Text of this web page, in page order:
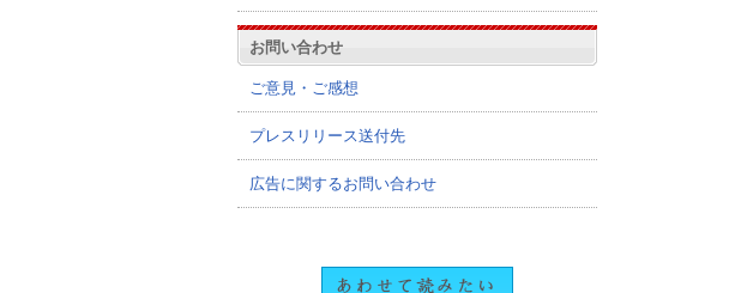
お問い合わせ
ご意見・ご感想
プレスリリース送付先
広告に関するお問い合わせ